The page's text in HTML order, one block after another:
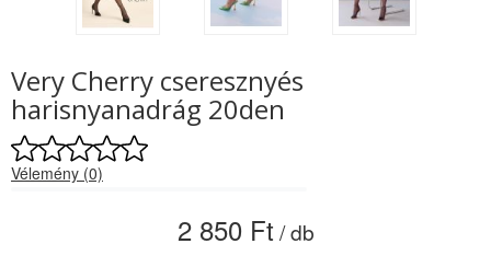
Very Cherry cseresznyés
harisnyanadrág 20den
Vélemény (0)
2 850 Ft / db